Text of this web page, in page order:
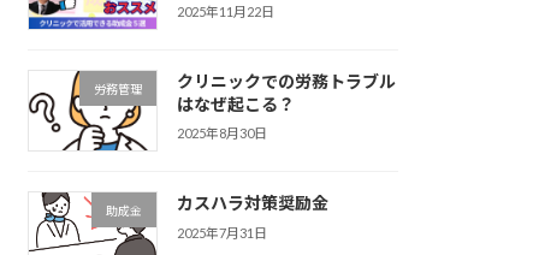
2025年11月22日
労務管理
クリニックでの労務トラブル
はなぜ起こる？
2025年8月30日
助成金 カスハラ対策奨励金
2025年7月31日